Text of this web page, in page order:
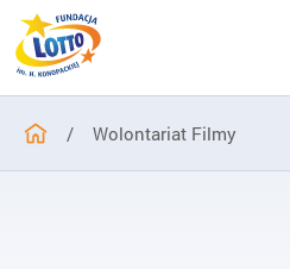
/ Wolontariat Filmy